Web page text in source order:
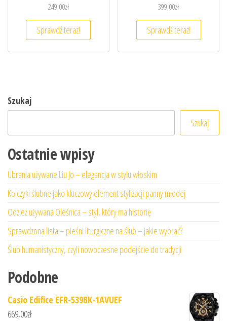
249,00zł
Sprawdź teraz!
399,00zł
Sprawdź teraz!
Szukaj
Szukaj
Ostatnie wpisy
Ubrania używane Liu Jo – elegancja w stylu włoskim
Kolczyki ślubne jako kluczowy element stylizacji panny młodej
Odzież używana Oleśnica – styl, który ma historię
Sprawdzona lista – pieśni liturgiczne na ślub – jakie wybrać?
Ślub humanistyczny, czyli nowoczesne podejście do tradycji
Podobne
Casio Edifice EFR-539BK-1AVUEF
669,00zł